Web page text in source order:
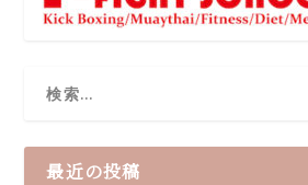
最近の投稿